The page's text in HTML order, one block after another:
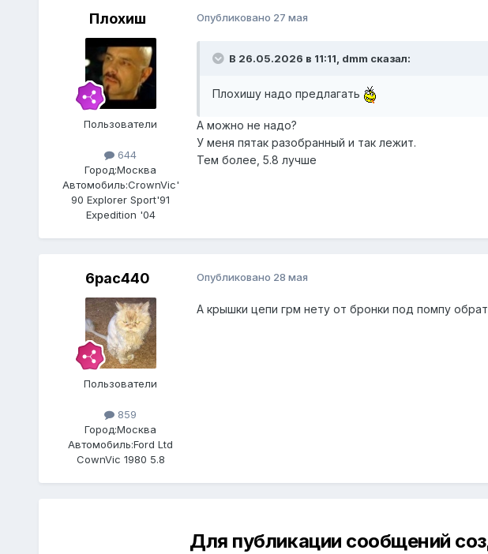
Плохиш
Пользователи
644
Город:Москва
Автомобиль:CrownVic'
90 Explorer Sport'91
Expedition '04
Опубликовано 27 мая
В 26.05.2026 в 11:11, dmm сказал:
Плохишу надо предлагать
А можно не надо?
У меня пятак разобранный и так лежит.
Тем более, 5.8 лучше
6pac440
Пользователи
859
Город:Москва
Автомобиль:Ford Ltd
CownVic 1980 5.8
Опубликовано 28 мая
А крышки цепи грм нету от бронки под помпу
Для публикации сообщений